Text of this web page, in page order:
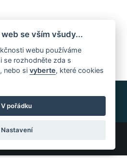
se vším všudy...
webu používáme
se rozhodněte zda s
nebo si vyberte, které cookies
V pořádku
Nastavení